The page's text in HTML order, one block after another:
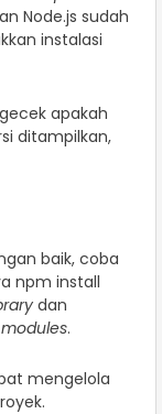
Node.js sudah
instalasi
apakah
ditampilkan,
baik, coba
npm install
dan
.
mengelola